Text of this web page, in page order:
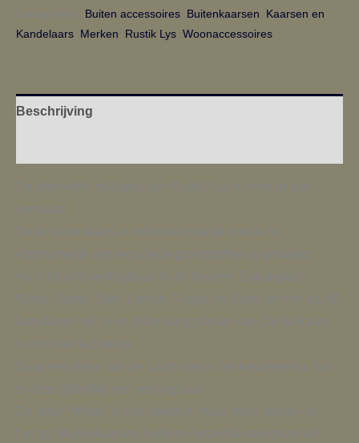
Categorieën: Buiten accessoires Buitenkaarsen
Kaarsen en
Kandelaars Merken Rustik Lys Woonaccessoires
Beschrijving
De sfeervolle bolkaars van Rustik Lys is mooi in zijn
eenvoud.
Deze buitenkaars is milieuvriendelijk omdat hij
voornamelijk van recyclede grondstoffen is gemaakt.
Hij is bij ons verkrijgbaar in de kleuren: Eucalyptus,
White, Stone, Skin, Linnen, Fudge en Sand en met ca. 60
branduren heb je er zeker lang plezier van. De bolkaars
is inclusief schoteltje.
Staat een kleur van de kaars niet in het keuzemenu, dan
is deze (tijdelijk) niet verkrijgbaar.
De kleur “White” is niet spierwit, maar meer crème-wit.
Let op: Buitenkaarsen hebben hetzelfde smeltpunt als